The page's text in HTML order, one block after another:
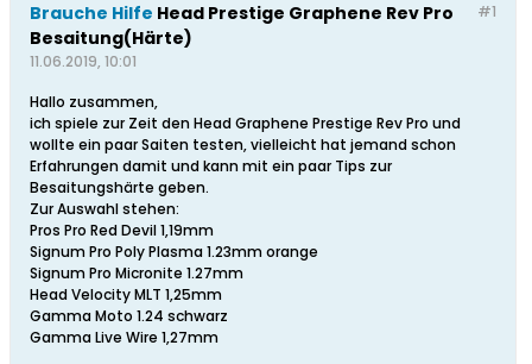
#1
Brauche Hilfe Head Prestige Graphene Rev Pro
Besaitung(Härte)
11.06.2019, 10:01
Hallo zusammen,
ich spiele zur Zeit den Head Graphene Prestige Rev Pro und
wollte ein paar Saiten testen, vielleicht hat jemand schon
Erfahrungen damit und kann mit ein paar Tips zur
Besaitungshärte geben.
Zur Auswahl stehen:
Pros Pro Red Devil 1,19mm
Signum Pro Poly Plasma 1.23mm orange
Signum Pro Micronite 1.27mm
Head Velocity MLT 1,25mm
Gamma Moto 1.24 schwarz
Gamma Live Wire 1,27mm